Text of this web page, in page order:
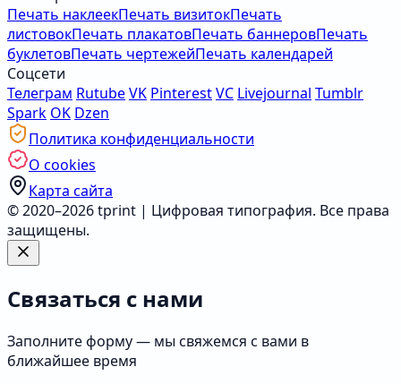
Печать наклеекПечать визитокПечать
листовокПечать плакатовПечать баннеровПечать
буклетовПечать чертежейПечать календарей
Соцсети
Телеграм RutubeVK PinterestVC Livejournal Tumblr
Spark OK Dzen
Политика конфиденциальности
О cookies
Карта сайта
© 2020–2026 tprint | Цифровая типография. Все права
защищены.
Связаться с нами
Заполните форму — мы свяжемся с вами в
ближайшее время